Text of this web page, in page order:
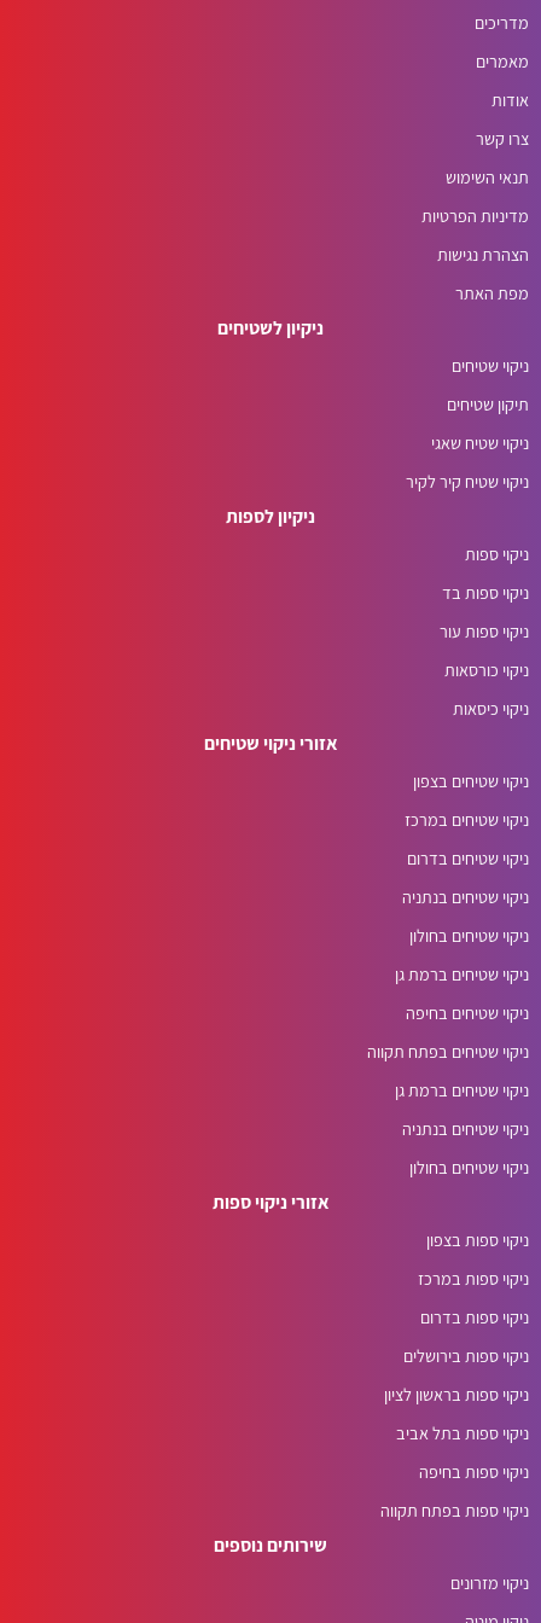
מדריכים
מאמרים
אודות
צרו קשר
תנאי השימוש
מדיניות הפרטיות
הצהרת נגישות
מפת האתר
ניקיון לשטיחים
ניקוי שטיחים
תיקון שטיחים
ניקוי שטיח שאגי
ניקוי שטיח קיר לקיר
ניקיון לספות
ניקוי ספות
ניקוי ספות בד
ניקוי ספות עור
ניקוי כורסאות
ניקוי כיסאות
אזורי ניקוי שטיחים
ניקוי שטיחים בצפון
ניקוי שטיחים במרכז
ניקוי שטיחים בדרום
ניקוי שטיחים בנתניה
ניקוי שטיחים בחולון
ניקוי שטיחים ברמת גן
ניקוי שטיחים בחיפה
ניקוי שטיחים בפתח תקווה
ניקוי שטיחים ברמת גן
ניקוי שטיחים בנתניה
ניקוי שטיחים בחולון
אזורי ניקוי ספות
ניקוי ספות בצפון
ניקוי ספות במרכז
ניקוי ספות בדרום
ניקוי ספות בירושלים
ניקוי ספות בראשון לציון
ניקוי ספות בתל אביב
ניקוי ספות בחיפה
ניקוי ספות בפתח תקווה
שירותים נוספים
ניקוי מזרונים